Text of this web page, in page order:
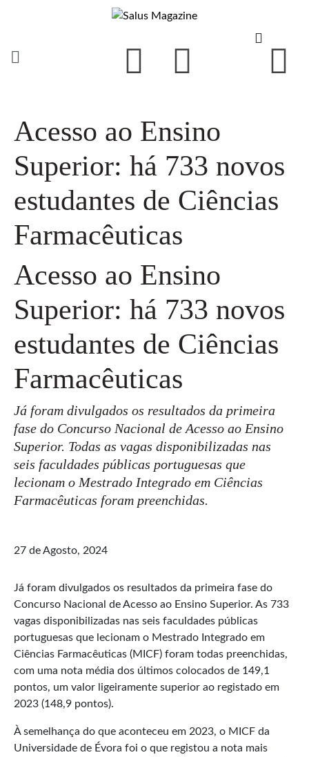
Acesso ao Ensino
Superior: há 733 novos
estudantes de Ciências
Farmacêuticas
Acesso ao Ensino
Superior: há 733 novos
estudantes de Ciências
Farmacêuticas
Já foram divulgados os resultados da primeira
fase do Concurso Nacional de Acesso ao Ensino
Superior. Todas as vagas disponibilizadas nas
seis faculdades públicas portuguesas que
lecionam o Mestrado Integrado em Ciências
Farmacêuticas foram preenchidas.
27 de Agosto, 2024
Já foram divulgados os resultados da primeira fase do
Concurso Nacional de Acesso ao Ensino Superior. As 733
vagas disponibilizadas nas seis faculdades públicas
portuguesas que lecionam o Mestrado Integrado em
Ciências Farmacêuticas (MICF) foram todas preenchidas,
com uma nota média dos últimos colocados de 149,1
pontos, um valor ligeiramente superior ao registado em
2023 (148,9 pontos).
À semelhança do que aconteceu em 2023, o MICF da
Universidade de Évora foi o que registou a nota mais